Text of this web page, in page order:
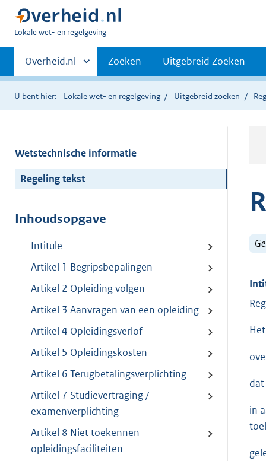
U
hier:
Lokale wet- en regelgeving
Primaire
navigatie
Andere
sites
binnen
Overheid.nl Zoeken Uitgebreid Zoeken
U bent hier: Lokale wet- en regelgeving Uitgebreid zoeken
Wetstechnische informatie
Regeling tekst
Inhoudsopgave
Intitule
Artikel 1 Begripsbepalingen
Artikel 2 Opleiding volgen
Artikel 3 Aanvragen van een opleiding
Artikel 4 Opleidingsverlof
Artikel 5 Opleidingskosten
Artikel 6 Terugbetalingsverplichting
Artikel 7 Studievertraging /
examenverplichting
Artikel 8 Niet toekennen
opleidingsfaciliteiten
dat
in